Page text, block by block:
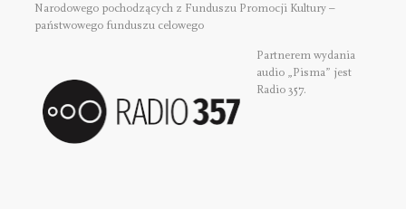
Narodowego pochodzących z Funduszu Promocji Kultury –
państwowego funduszu celowego
Partnerem wydania
audio „Pisma” jest
Radio 357.